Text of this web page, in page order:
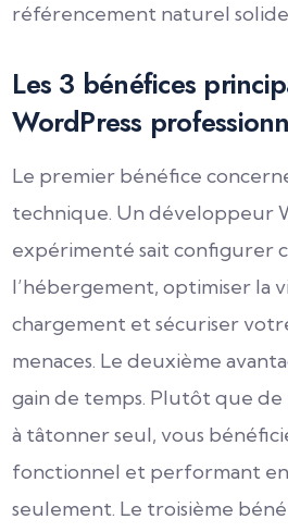
référencement naturel
Les 3 bénéfices
WordPress
Le premier bénéfice
technique. Un développeur
expérimenté sait configurer
l’hébergement, optimiser la
chargement et sécuriser
menaces. Le deuxième
gain de temps. Plutôt que de
à tâtonner seul, vous
fonctionnel et performant
seulement. Le troisième